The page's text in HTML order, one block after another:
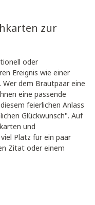
zur
oder
Ereignis wie einer
dem Brautpaar eine
eine passende
feierlichen Anlass
Glückwunsch". Auf
und
Platz für ein paar
Zitat oder einem